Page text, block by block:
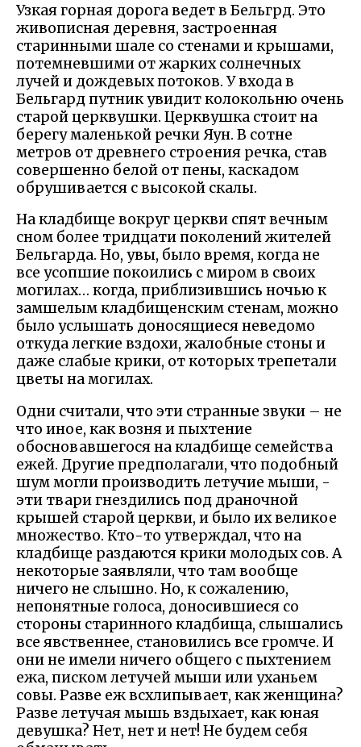
Узкая горная дорога ведет в Бельгрд. Это
живописная деревня, застроенная
старинными шале со стенами и крышами,
потемневшими от жарких солнечных
лучей и дождевых потоков. У входа в
Бельгард путник увидит колокольню очень
старой церквушки. Церквушка стоит на
берегу маленькой речки Яун. В сотне
метров от древнего строения речка, став
совершенно белой от пены, каскадом
обрушивается с высокой скалы.
На кладбище вокруг церкви спят вечным
сном более тридцати поколений жителей
Бельгарда. Но, увы, было время, когда не
все усопшие покоились с миром в своих
могилах… когда, приблизившись ночью к
замшелым кладбищенским стенам, можно
было услышать доносящиеся неведомо
откуда легкие вздохи, жалобные стоны и
даже слабые крики, от которых трепетали
цветы на могилах.
Одни считали, что эти странные звуки – не
что иное, как возня и пыхтение
обосновавшегося на кладбище семейства
ежей. Другие предполагали, что подобный
шум могли производить летучие мыши, -
эти твари гнездились под драночной
крышей старой церкви, и было их великое
множество. Кто-то утверждал, что на
кладбище раздаются крики молодых сов. А
некоторые заявляли, что там вообще
ничего не слышно. Но, к сожалению,
непонятные голоса, доносившиеся со
стороны старинного кладбища, слышались
все явственнее, становились все громче. И
они не имели ничего общего с пыхтением
ежа, писком летучей мыши или уханьем
совы. Разве еж всхлипывает, как женщина?
Разве летучая мышь вздыхает, как юная
девушка? Нет, нет и нет! Не будем себя